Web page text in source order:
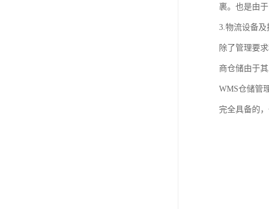
裹。也是由
3.物流设备
除了管理要
商仓储由于
WMS仓储管
完全具备的